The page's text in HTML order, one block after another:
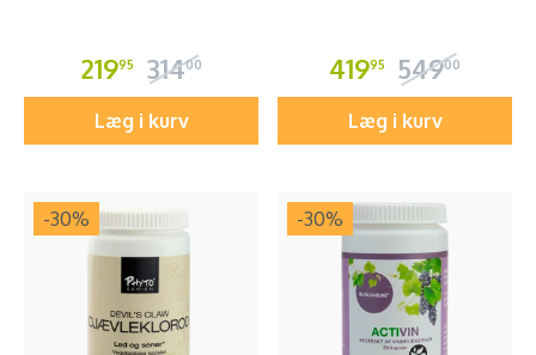
21995 31400
Læg i kurv
41995 54900
Læg i kurv
-30% -30%